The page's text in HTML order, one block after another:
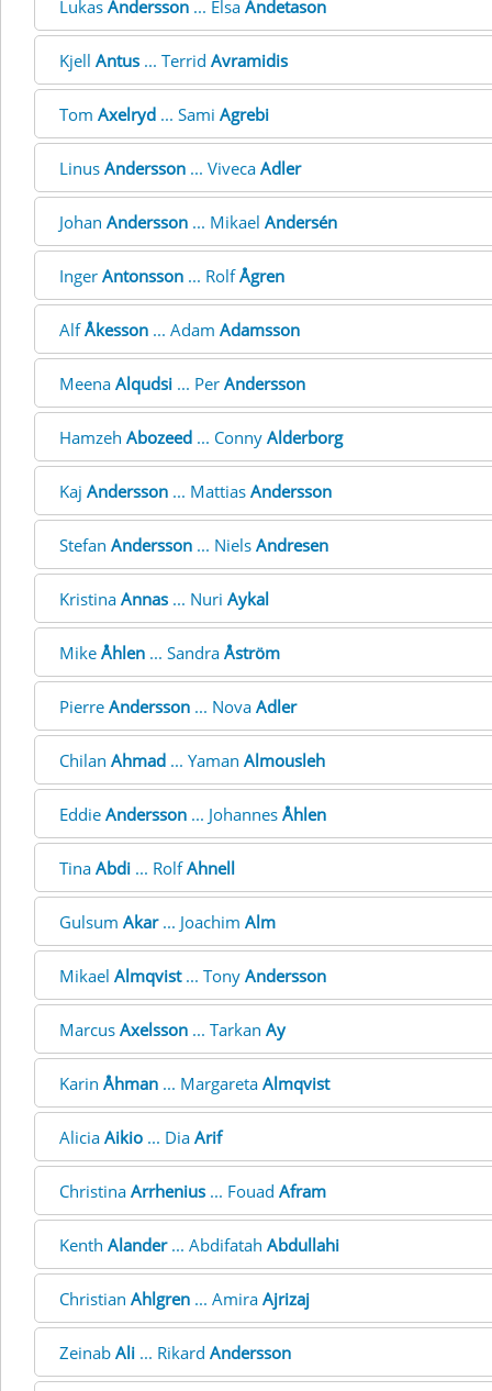
Lukas Andersson ... Elsa Andetason
Kjell Antus ... Terrid Avramidis
Tom Axelryd ... Sami Agrebi
Linus Andersson ... Viveca Adler
Johan Andersson ... Mikael Andersén
Inger Antonsson ... RolfÅgren
AlfÅkesson ... Adam Adamsson
Meena Alqudsi ... Per Andersson
Hamzeh Abozeed ... Conny Alderborg
Kaj Andersson ... Mattias Andersson
Stefan Andersson ... Niels Andresen
Kristina Annas ... Nuri Aykal
Mike Åhlen ... Sandra Åström
Pierre Andersson ... Nova Adler
Chilan Ahmad ... Yaman Almousleh
Eddie Andersson ... Johannes Åhlen
Tina Abdi ... RolfAhnell
Gulsum Akar... Joachim Alm
Mikael Almqvist... Tony Andersson
Marcus Axelsson ... Tarkan Ay
Karin Åhman ... Margareta Almqvist
Alicia Aikio ... Dia Arif
Christina Arrhenius ... Fouad Afram
Kenth Alander... Abdifatah Abdullahi
Christian Ahlgren ... Amira Ajrizaj
Zeinab Ali ... Rikard Andersson